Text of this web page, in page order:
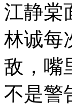
江静棠
林诚每
敌，嘴
不是警